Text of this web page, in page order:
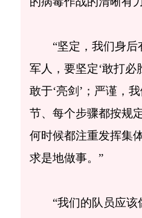
“坚定，我们身后
军人，要坚定‘敢打必
敢于‘亮剑’；严谨，
节、每个步骤都按规
何时候都注重发挥集
求是地做事。”
“我们的队员应该